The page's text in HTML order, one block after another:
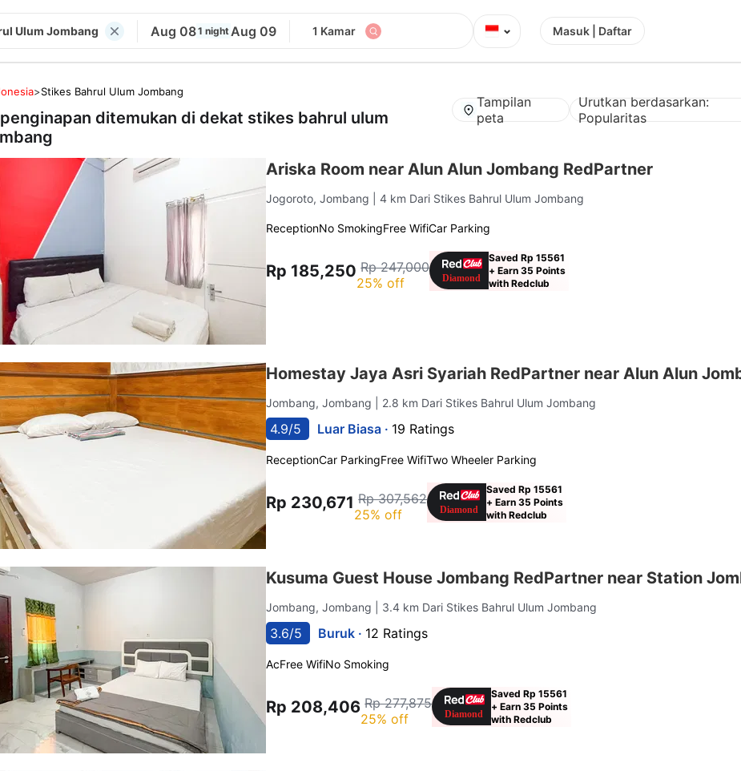
Ulum Jombang Aug 081 night Aug 09 1 Kamar ⌄ Masuk | Daftar
>Stikes Bahrul Ulum Jombang
ditemukan di dekat stikes bahrul ulum
Tampilan
peta
Urutkan berdasarkan:
Popularitas
Ariska Room near Alun Alun Jombang RedPartner
Jogoroto, Jombang | 4 km Dari Stikes Bahrul Ulum Jombang
ReceptionNo SmokingFree WifiCar Parking
Rp 185,250 Rp 247,000
25% off
Saved Rp 15561
+ Earn 35 Points
with Redclub
Homestay Jaya Asri Syariah RedPartner near Alun Alun
Jombang, Jombang | 2.8 km Dari Stikes Bahrul Ulum Jombang
4.9/5 Luar Biasa · 19 Ratings
ReceptionCar ParkingFree WifiTwo Wheeler Parking
Rp 230,671 Rp 307,562
25% off
Saved Rp 15561
+ Earn 35 Points
with Redclub
Kusuma Guest House Jombang RedPartner near Station
Jombang, Jombang | 3.4 km Dari Stikes Bahrul Ulum Jombang
3.6/5 Buruk · 12 Ratings
AcFree WifiNo Smoking
Rp 208,406 Rp 277,875
25% off
Saved Rp 15561
+ Earn 35 Points
with Redclub